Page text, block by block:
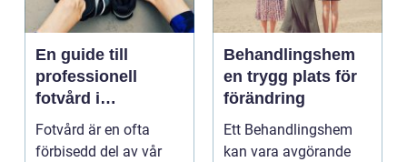
En guide till
professionell
fotvård i
Helsingborg
Fotvård är en ofta
förbisedd del av vår
Behandlingshem
en trygg plats för
förändring
Ett Behandlingshem
kan vara avgörande